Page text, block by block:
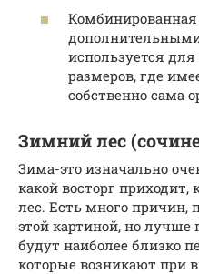
используется
размеров, где
собственно сама
Зимний лес
Зима-это изначально
какой восторг приходит,
лес. Есть много причин,
этой картиной, но лучше
будут наиболее близко
которые возникают при